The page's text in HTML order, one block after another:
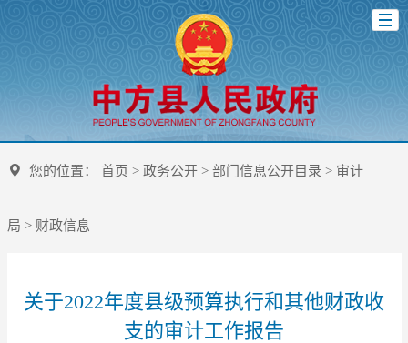
您的位置： 首页 > 政务公开> 部门信息公开目录 > 审计
局 > 财政信息
关于2022年度县级预算执行和其他财政收
支的审计工作报告